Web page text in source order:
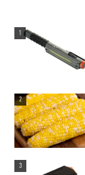
1
2
3